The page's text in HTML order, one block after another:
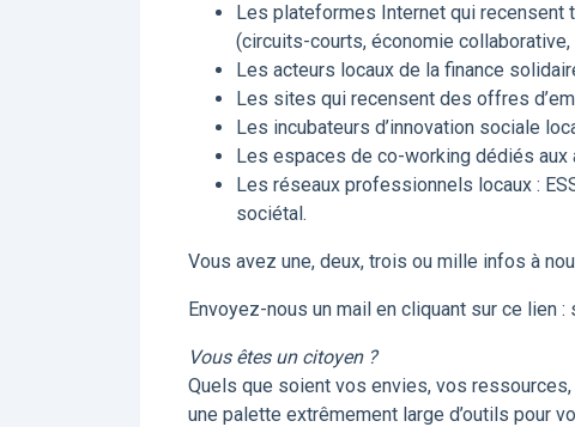
Les plateformes Internet qui recensent
(circuits-courts, économie
Les acteurs locaux de la finance
Les sites qui recensent des offres
Les incubateurs d’innovation sociale
Les espaces de co-working dédiés aux
Les réseaux professionnels locaux :
sociétal.
Vous avez une, deux, trois ou mille infos à
Envoyez-nous un mail en cliquant sur ce lien
Vous êtes un citoyen ?
Quels que soient vos envies, vos
une palette extrêmement large d’outils pour